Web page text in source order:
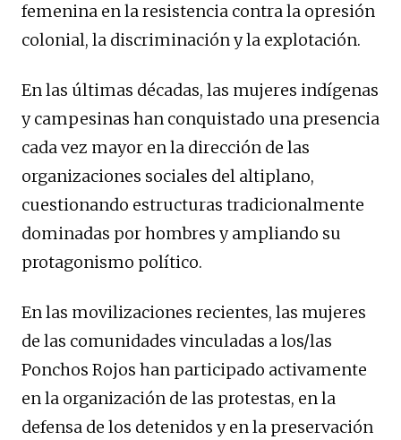
femenina en la resistencia contra la opresión
colonial, la discriminación y la explotación.
En las últimas décadas, las mujeres indígenas
y campesinas han conquistado una presencia
cada vez mayor en la dirección de las
organizaciones sociales del altiplano,
cuestionando estructuras tradicionalmente
dominadas por hombres y ampliando su
protagonismo político.
En las movilizaciones recientes, las mujeres
de las comunidades vinculadas a los/las
Ponchos Rojos han participado activamente
en la organización de las protestas, en la
defensa de los detenidos y en la preservación